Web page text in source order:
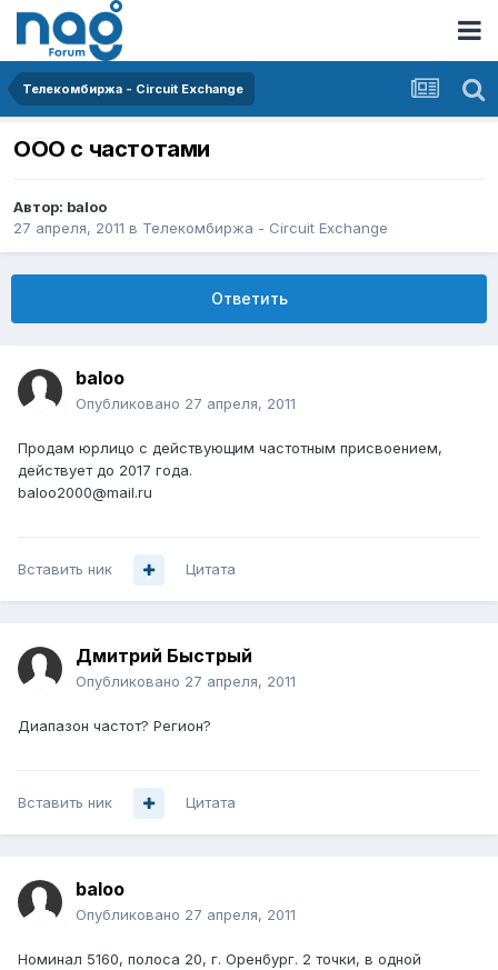
Телекомбиржа - Circuit Exchange
ООО с частотами
Автор: baloo
27 апреля, 2011 в Телекомбиржа - Circuit Exchange
Ответить
baloo
Опубликовано 27 апреля, 2011
Продам юрлицо с действующим частотным присвоением,
действует до 2017 года.
baloo2000@mail.ru
Вставить ник Цитата
Дмитрий Быстрый
Опубликовано 27 апреля, 2011
Диапазон частот? Регион?
Вставить ник Цитата
baloo
Опубликовано 27 апреля, 2011
Номинал 5160, полоса 20, г. Оренбург. 2 точки, в одной